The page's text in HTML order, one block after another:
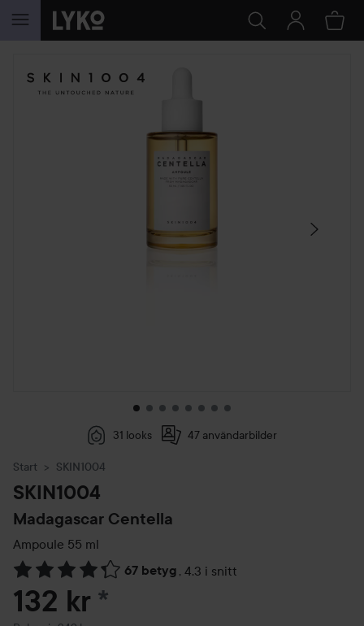
HOPPA TILL INNEHÅLLET
HOPPA ÖVER SEKTIONEN
31 looks 47 användarbilder
Start SKIN1004
SKIN1004
Madagascar Centella
Ampoule 55 ml
67 betyg , 4.3 i snitt
Hoppa till Betyg & kommentarer
132 kr *